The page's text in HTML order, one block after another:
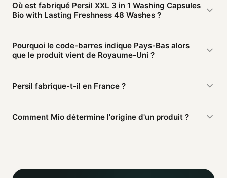
Où est fabriqué Persil XXL 3 in 1 Washing Capsules
Bio with Lasting Freshness 48 Washes ?
3 in 1 Washing Capsules Bio with Lasting Freshness 48
Washes de Persil est fabriqué enRoyaume-Uni
Pourquoi le code-barres indique Pays-Bas alors
que le produit vient de Royaume-Uni ?
d'enregistrementdu code, pas le lieu de fabrication. Une
Persil fabrique-t-il en France ?
produits de la marque peuvent être fabriqués ailleurs.
Comment Mio détermine l'origine d'un produit ?
selon la fiabilité des informations trouvées.